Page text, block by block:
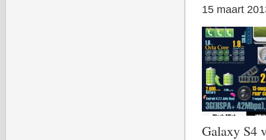
15 maart
Galaxy S4